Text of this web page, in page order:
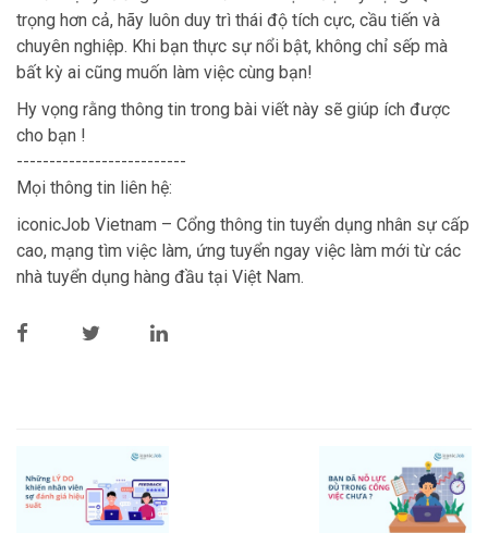
trọng hơn cả, hãy luôn duy trì thái độ tích cực, cầu tiến và
chuyên nghiệp. Khi bạn thực sự nổi bật, không chỉ sếp mà
bất kỳ ai cũng muốn làm việc cùng bạn!
Hy vọng rằng thông tin trong bài viết này sẽ giúp ích được
cho bạn !
--------------------------
Mọi thông tin liên hệ:
iconicJob Vietnam – Cổng thông tin tuyển dụng nhân sự cấp
cao, mạng tìm việc làm, ứng tuyển ngay việc làm mới từ các
nhà tuyển dụng hàng đầu tại Việt Nam.